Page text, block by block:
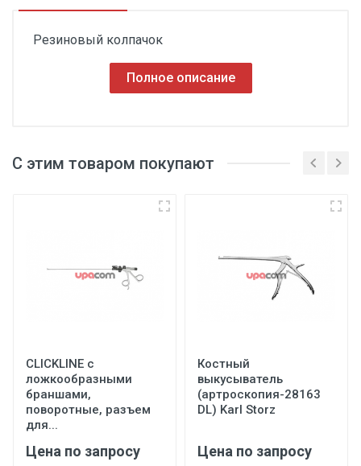
Резиновый колпачок
Полное описание
С этим товаром покупают
CLICKLINE с
ложкообразными
браншами,
поворотные, разъем
для...
Цена по запросу
Костный
выкусыватель
(артроскопия-28163
DL) Karl Storz
Цена по запросу